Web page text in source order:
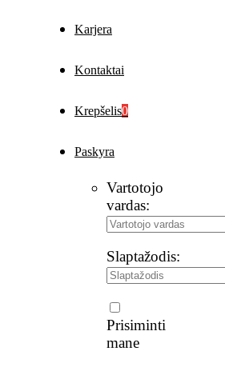
Karjera
Kontaktai
Krepšelis0
Paskyra
Vartotojo
vardas:
Slaptažodis:
Prisiminti
mane